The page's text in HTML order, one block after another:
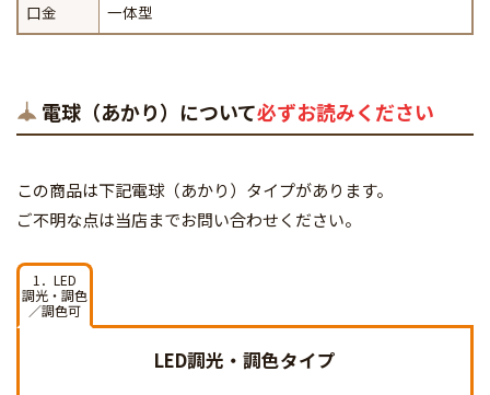
口金
一体型
電球（あかり）について必ずお読みください
この商品は下記電球（あかり）タイプがあります。
ご不明な点は当店までお問い合わせください。
1．LED
調光・調色
／調色可
LED調光・調色タイプ